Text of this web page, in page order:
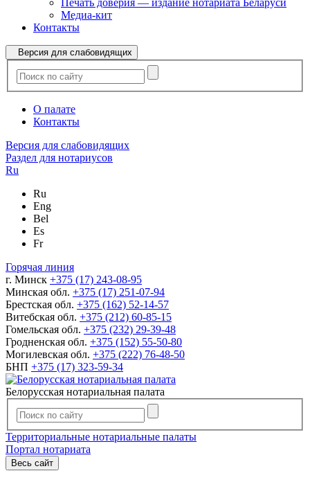
Печать доверия — издание нотариата Беларуси
Медиа-кит
Контакты
Версия для слабовидящих
О палате
Контакты
Версия для слабовидящих
Раздел для нотариусов
Ru
Ru
Eng
Bel
Es
Fr
Горячая линия
г. Минск +375 (17) 243-08-95
Минская обл. +375 (17) 251-07-94
Брестская обл. +375 (162) 52-14-57
Витебская обл. +375 (212) 60-85-15
Гомельская обл. +375 (232) 29-39-48
Гродненская обл. +375 (152) 55-50-80
Могилевская обл. +375 (222) 76-48-50
БНП +375 (17) 323-59-34
Белорусская нотариальная палата
Территориальные нотариальные палаты
Портал нотариата
Весь сайт